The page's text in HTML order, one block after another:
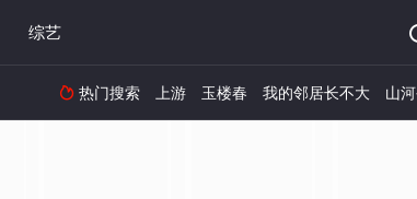
综艺
 热门搜索 上游 玉楼春 我的邻居长不大 山